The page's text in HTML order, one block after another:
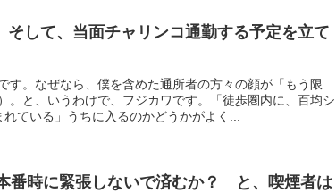
して、当面チャリンコ通勤する予定を立て
す。なぜなら、僕を含めた通所者の方々の顔が「もう限
。と、いうわけで、フジカワです。「徒歩圏内に、百均シ
ている」うちに入るのかどうかがよく...
番時に緊張しないで済むか？ と、喫煙者は